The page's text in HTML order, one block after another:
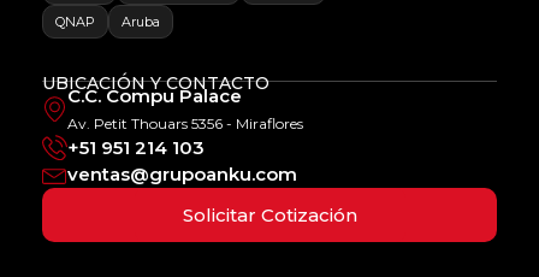
QNAP
Aruba
UBICACIÓN Y CONTACTO
C.C. Compu Palace
Av. Petit Thouars 5356 - Miraflores
+51 951 214 103
ventas@grupoanku.com
Solicitar Cotización